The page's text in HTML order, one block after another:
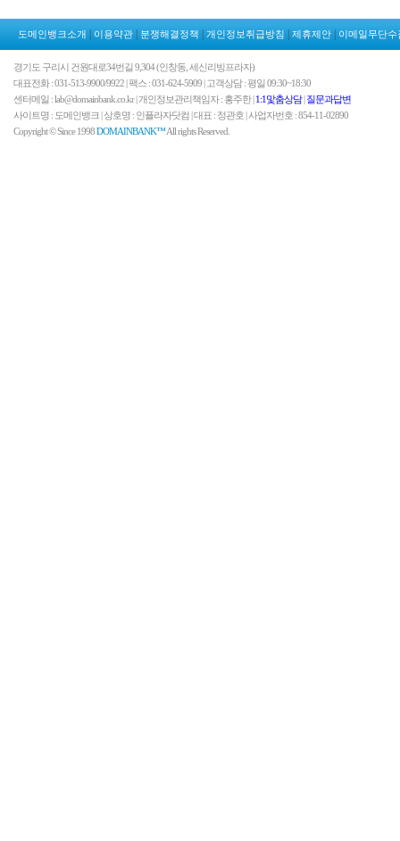
도메인뱅크소개 이용약관 분쟁해결정책 개인정보취급방침 제휴제안 이메일무단수
경기도 구리시 건원대로34번길 9,304 (인창동, 세신리빙프라자)
대표전화 : 031-513-9900/9922 | 팩스 : 031-624-5909 | 고객상담 : 평일 09:30~18:30
센터메일 : lab@domainbank.co.kr | 개인정보관리책임자 : 홍주한 |1:1맟춤상담|질문과답변
사이트명 : 도메인뱅크 | 상호명 : 인플라자닷컴 | 대표 : 정관호 | 사업자번호 : 854-11-02890
Copyright © Since 1998DOMAINBANK™All rights Reserved.